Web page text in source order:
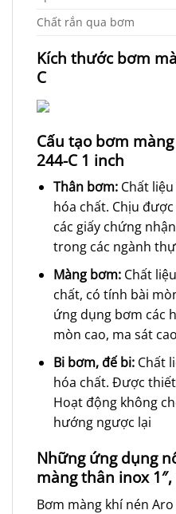
Chất rắn qua bơm
Kích thước bơm
C
Cấu tạo bơm
244-C 1 inch
Thân bơm:Chất liệu
hóa chất. Chịu
các giấy chứng
trong các ngành
Màng bơm:Chất
chất, có tính bài
ứng dụng bơm các
mòn cao, ma sát
Bi bơm, đế bi:Chất
hóa chất. Được
Hoạt động không
hướng ngược lại
Những ứng dụng
màng thân inox
Bơm màng khí nén